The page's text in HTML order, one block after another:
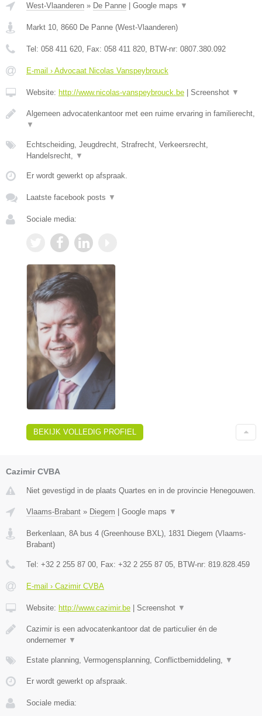
West-Vlaanderen » De Panne Google maps ▼
Markt 10 8660 De Panne (West-Vlaanderen)
Tel: 058 411 620 , Fax: 058 411 820 , BTW-nr: 0807.380.092
E-mail › Advocaat Nicolas Vanspeybrouck
Website: http://www.nicolas-vanspeybrouck.be Screenshot ▼
Algemeen advocatenkantoor met een ruime ervaring in familierecht,
▼
Echtscheiding, Jeugdrecht, Strafrecht, Verkeersrecht,
Handelsrecht,
▼
Er wordt gewerkt op afspraak.
Laatste facebook posts ▼
Sociale media:
BEKIJK VOLLEDIG PROFIEL
Cazimir CVBA
Niet gevestigd in de plaats Quartes en in de provincie Henegouwen.
Vlaams-Brabant » Diegem | Google maps ▼
Berkenlaan, 8A bus 4 (Greenhouse BXL) 1831 Diegem (Vlaams-
Brabant)
Tel: +32 2 255 87 00 , Fax: +32 2 255 87 05 , BTW-nr: 819.828.459
E-mail › Cazimir CVBA
Website: http://www.cazimir.be | Screenshot ▼
Cazimir is een advocatenkantoor dat de particulier én de
ondernemer ▼
Estate planning, Vermogensplanning, Conflictbemiddeling, ▼
Er wordt gewerkt op afspraak.
Sociale media: